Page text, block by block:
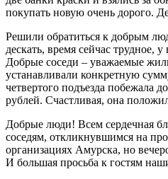
покупать новую очень дорого.
Решили обратиться к добрым
дескать, время сейчас
Добрые соседи – уважаемые
устанавливали конкретную
четвертого подъезда побежала
рублей. Счастливая, она
Добрые люди! Всем сердечная
соседям, откликнувшимся на
организациях Амурска, но
И большая просьба к гостям